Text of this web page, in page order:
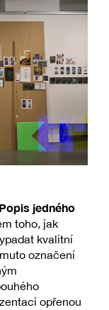
jedného
toho, jak
kvalitní
označení
opřenou